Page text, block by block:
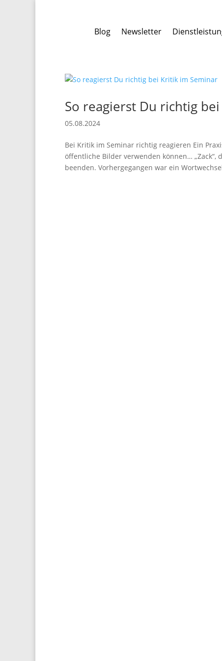
Blog Newsletter
So reagierst Du richtig
05.08.2024
Bei Kritik im Seminar richtig reagieren Ein
öffentliche Bilder verwenden können…
beenden. Vorhergegangen war ein